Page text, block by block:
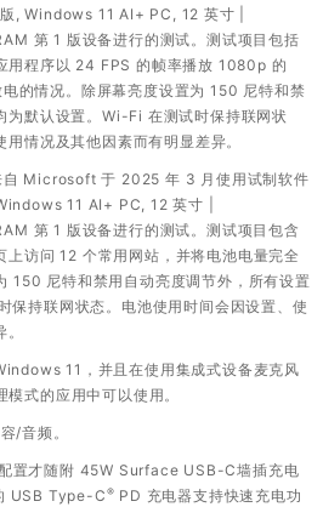
, Windows 11 AI+ PC, 12 英寸 |
第 1 版设备进行的测试。测试项目包括
用程序以 24 FPS 的帧率播放 1080p 的
的情况。除屏幕亮度设置为 150 尼特和禁
为默认设置。Wi-Fi 在测试时保持联网状
情况及其他因素而有明显差异。
自 Microsoft 于 2025 年 3 月使用试制软件
11 AI+ PC, 12 英寸 |
第 1 版设备进行的测试。测试项目包含
上访问 12 个常用网站，并将电池电量完全
150 尼特和禁用自动亮度调节外，所有设置
保持联网状态。电池使用时间会因设置、使
11，并且在使用集成式设备麦克风
式的应用中可以使用。
/音频。
置才随附 45W Surface USB-C墙插充电
USB Type-C® PD 充电器支持快速充电功